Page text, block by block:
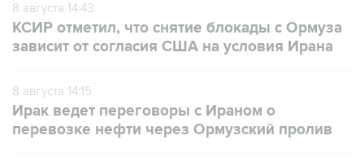
8 августа 14:43
КСИР отметил, что снятие блокады с Ормуза
зависит от согласия США на условия Ирана
8 августа 14:15
Ирак ведет переговоры с Ираном о
перевозке нефти через Ормузский пролив